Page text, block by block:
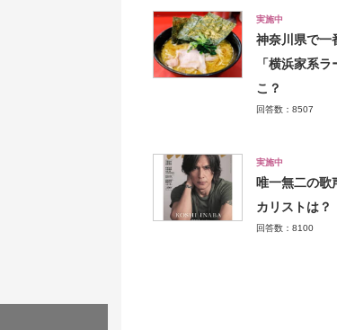
実施中
神奈川県で一
「横浜家系
こ？
回答数：8507
実施中
唯一無二の歌
カリストは？
回答数：8100